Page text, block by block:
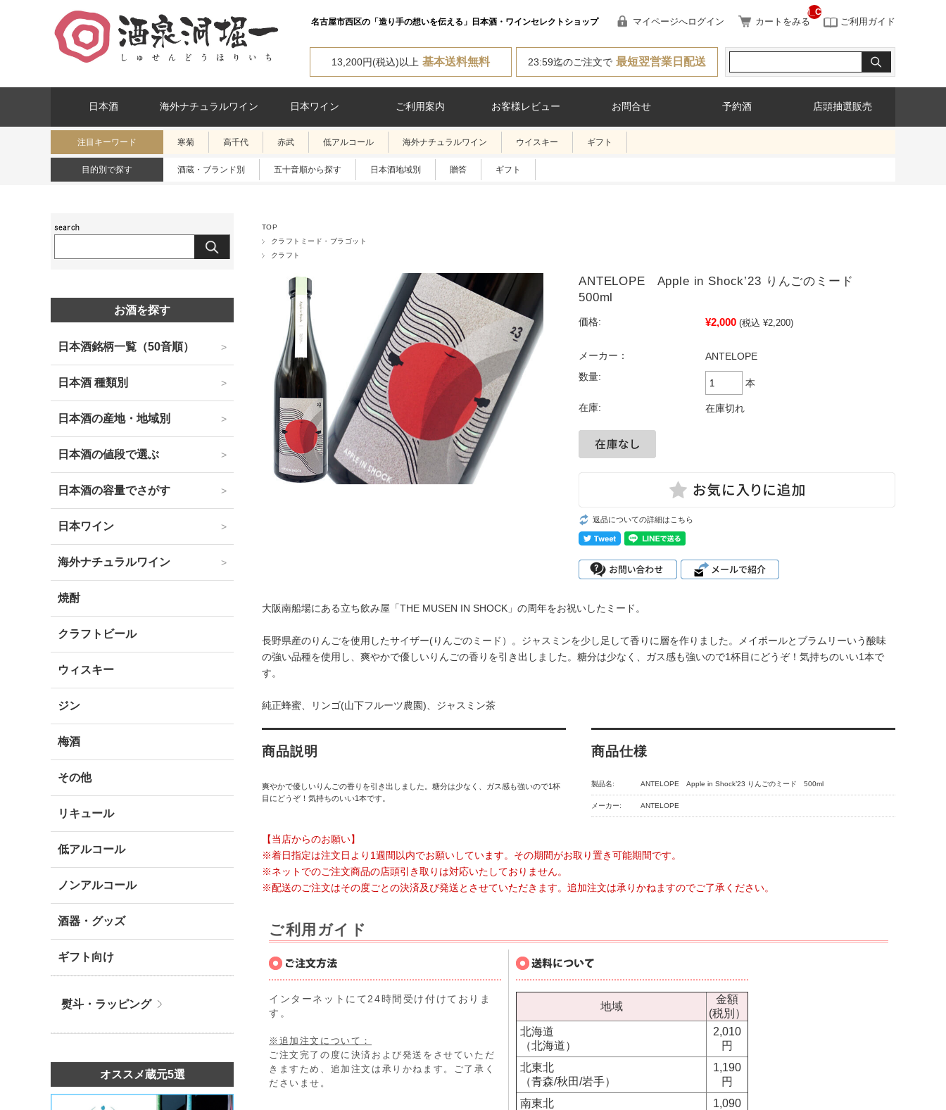
名古屋市西区の「造り手の想いを伝える」日本酒・ワインセレクトショップ マイページへログイン カートをみる
__ITM_CNT__
ご利用ガイド
13,200円(税込)以上 基本送料無料 23:59迄のご注文で 最短翌営業日配送
日本酒 海外ナチュラルワイン 日本ワイン ご利用案内 お客様レビュー お問合せ 予約酒 店頭抽選販売
注目キーワード 寒菊 高千代 赤武 低アルコール 海外ナチュラルワイン ウイスキー ギフト
目的別で探す 酒蔵・ブランド別 五十音順から探す 日本酒地域別 贈答 ギフト
TOP
クラフトミード・ブラゴット
クラフト
ANTELOPE Apple in Shock’23 りんごのミード
500ml
価格: ¥2,000 (税込 ¥2,200)
メーカー：
ANTELOPE
数量:
本
在庫: 在庫切れ
返品についての詳細はこちら
大阪南船場にある立ち飲み屋「THE MUSEN IN SHOCK」の周年をお祝いしたミード。
長野県産のりんごを使用したサイザー(りんごのミード）。ジャスミンを少し足して香りに層を作りました。メイポールとブラムリーいう酸味
の強い品種を使用し、爽やかで優しいりんごの香りを引き出しました。糖分は少なく、ガス感も強いので1杯目にどうぞ！気持ちのいい1本で
す。
純正蜂蜜、リンゴ(山下フルーツ農園)、ジャスミン茶
商品説明
爽やかで優しいりんごの香りを引き出しました。糖分は少なく、ガス感も強いので1杯
目にどうぞ！気持ちのいい1本です。
商品仕様
製品名: ANTELOPE Apple in Shock’23 りんごのミード 500ml
メーカー: ANTELOPE
【当店からのお願い】
※着日指定は注文日より1週間以内でお願いしています。その期間がお取り置き可能期間です。
※ネットでのご注文商品の店頭引き取りは対応いたしておりません。
※配送のご注文はその度ごとの決済及び発送とさせていただきます。追加注文は承りかねますのでご了承ください。
ご利用ガイド
インターネットにて24時間受け付けておりま
す。
※追加注文について：
ご注文完了の度に決済および発送をさせていただ
きますため、追加注文は承りかねます。ご了承く
ださいませ。
地域
金額
(税別）
北海道
（北海道）
2,010
円
北東北
（青森/秋田/岩手）
1,190
円
南東北
1,090
お酒を探す
日本酒銘柄一覧（50音順）
日本酒 種類別
日本酒の産地・地域別
日本酒の値段で選ぶ
日本酒の容量でさがす
日本ワイン
海外ナチュラルワイン
焼酎
クラフトビール
ウィスキー
ジン
梅酒
その他
リキュール
低アルコール
ノンアルコール
酒器・グッズ
ギフト向け
熨斗・ラッピング
オススメ蔵元5選